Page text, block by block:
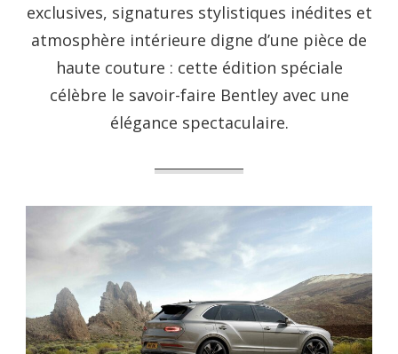
exclusives, signatures stylistiques inédites et
atmosphère intérieure digne d’une pièce de
haute couture : cette édition spéciale
célèbre le savoir-faire Bentley avec une
élégance spectaculaire.